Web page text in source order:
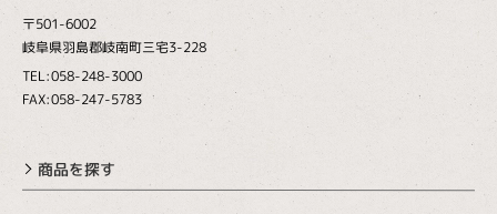
〒501-6002
岐阜県羽島郡岐南町三宅3-228
TEL:058-248-3000
FAX:058-247-5783
商品を探す